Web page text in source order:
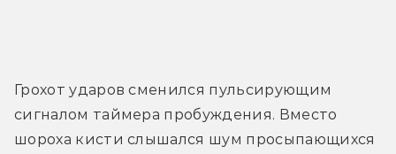
Грохот ударов сменился пульсирующим
сигналом таймера пробуждения. Вместо
шороха кисти слышался шум просыпающихся